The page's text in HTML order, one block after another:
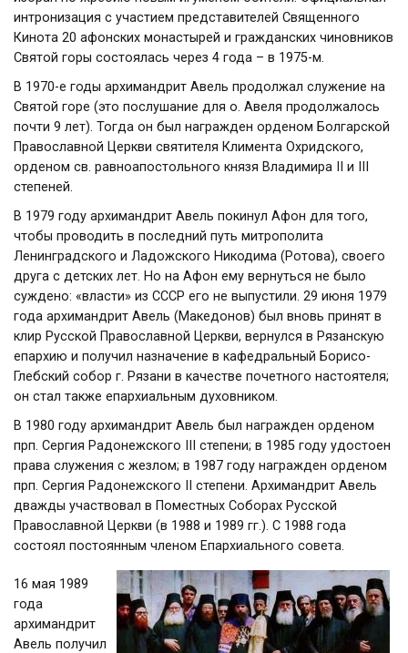
интронизация с участием представителей Священного
Кинота 20 афонских монастырей и гражданских чиновников
Святой горы состоялась через 4 года – в 1975-м.
В 1970-е годы архимандрит Авель продолжал служение на
Святой горе (это послушание для о. Авеля продолжалось
почти 9 лет). Тогда он был награжден орденом Болгарской
Православной Церкви святителя Климента Охридского,
орденом св. равноапостольного князя Владимира II и III
степеней.
В 1979 году архимандрит Авель покинул Афон для того,
чтобы проводить в последний путь митрополита
Ленинградского и Ладожского Никодима (Ротова), своего
друга с детских лет. Но на Афон ему вернуться не было
суждено: «власти» из СССР его не выпустили. 29 июня 1979
года архимандрит Авель (Македонов) был вновь принят в
клир Русской Православной Церкви, вернулся в Рязанскую
епархию и получил назначение в кафедральный Борисо-
Глебский собор г. Рязани в качестве почетного настоятеля;
он стал также епархиальным духовником.
В 1980 году архимандрит Авель был награжден орденом
прп. Сергия Радонежского III степени; в 1985 году удостоен
права служения с жезлом; в 1987 году награжден орденом
прп. Сергия Радонежского II степени. Архимандрит Авель
дважды участвовал в Поместных Соборах Русской
Православной Церкви (в 1988 и 1989 гг.). С 1988 года
состоял постоянным членом Епархиального совета.
16 мая 1989
года
архимандрит
Авель получил